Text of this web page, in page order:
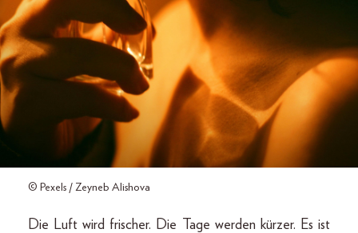
© Pexels / Zeyneb Alishova
Die Luft wird frischer. Die Tage werden kürzer. Es ist